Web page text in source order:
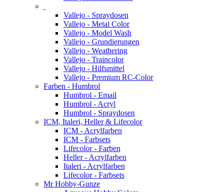
Vallejo - Spraydosen
Vallejo - Metal Color
Vallejo - Model Wash
Vallejo - Grundierungen
Vallejo - Weathering
Vallejo - Traincolor
Vallejo - Hilfsmittel
Vallejo - Premium RC-Color
Farben - Humbrol
Humbrol - Email
Humbrol - Acryl
Humbrol - Spraydosen
ICM, Italeri, Heller & Lifecolor
ICM - Acrylfarben
ICM - Farbsets
Lifecolor - Farben
Heller - Acrylfarben
Italeri - Acrylfarben
Lifecolor - Farbsets
Mr Hobby-Gunze